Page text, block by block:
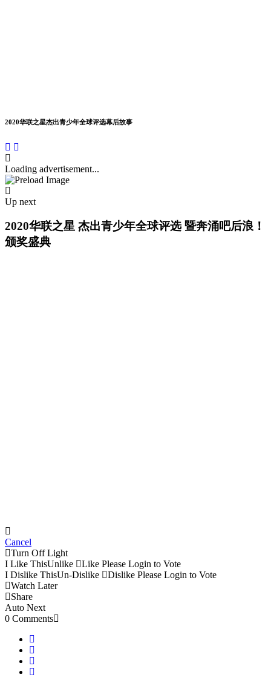
2020华联之星杰出青少年全球评选幕后故事
Loading advertisement...
Up next
2020华联之星 杰出青少年全球评选 暨奔涌吧后浪！
颁奖盛典
Cancel
Turn Off Light
I Like ThisUnlike Like Please Login to Vote
I Dislike ThisUn-Dislike Dislike Please Login to Vote
Watch Later
Share
Auto Next
0 Comments